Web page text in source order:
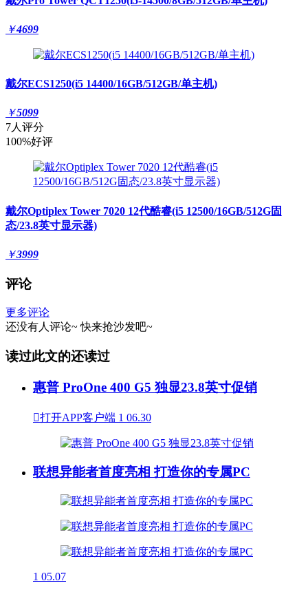
￥4699
戴尔ECS1250(i5 14400/16GB/512GB/单主机)
￥5099
7人评分
100%好评
戴尔Optiplex Tower 7020 12代酷睿(i5 12500/16GB/512G固
态/23.8英寸显示器)
￥3999
评论
更多评论
还没有人评论~ 快来抢沙发吧~
读过此文的还读过
惠普 ProOne 400 G5 独显23.8英寸促销
打开APP客户端 1 06.30
联想异能者首度亮相 打造你的专属PC
1 05.07